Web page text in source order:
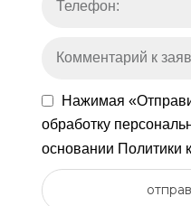
Нажимая
обработку
основании Политики